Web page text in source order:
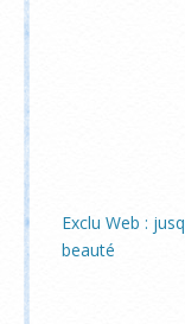
Exclu Web :
beauté